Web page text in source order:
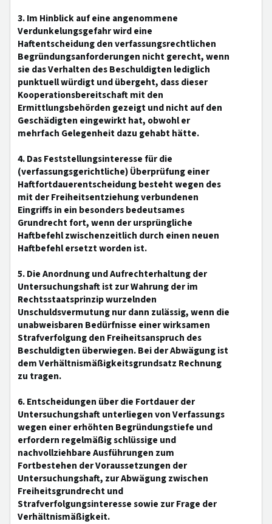
3. Im Hinblick auf eine angenommene
Verdunkelungsgefahr wird eine
Haftentscheidung den verfassungsrechtlichen
Begründungsanforderungen nicht gerecht, wenn
sie das Verhalten des Beschuldigten lediglich
punktuell würdigt und übergeht, dass dieser
Kooperationsbereitschaft mit den
Ermittlungsbehörden gezeigt und nicht auf den
Geschädigten eingewirkt hat, obwohl er
mehrfach Gelegenheit dazu gehabt hätte.
4. Das Feststellungsinteresse für die
(verfassungsgerichtliche) Überprüfung einer
Haftfortdauerentscheidung besteht wegen des
mit der Freiheitsentziehung verbundenen
Eingriffs in ein besonders bedeutsames
Grundrecht fort, wenn der ursprüngliche
Haftbefehl zwischenzeitlich durch einen neuen
Haftbefehl ersetzt worden ist.
5. Die Anordnung und Aufrechterhaltung der
Untersuchungshaft ist zur Wahrung der im
Rechtsstaatsprinzip wurzelnden
Unschuldsvermutung nur dann zulässig, wenn die
unabweisbaren Bedürfnisse einer wirksamen
Strafverfolgung den Freiheitsanspruch des
Beschuldigten überwiegen. Bei der Abwägung ist
dem Verhältnismäßigkeitsgrundsatz Rechnung
zu tragen.
6. Entscheidungen über die Fortdauer der
Untersuchungshaft unterliegen von Verfassungs
wegen einer erhöhten Begründungstiefe und
erfordern regelmäßig schlüssige und
nachvollziehbare Ausführungen zum
Fortbestehen der Voraussetzungen der
Untersuchungshaft, zur Abwägung zwischen
Freiheitsgrundrecht und
Strafverfolgungsinteresse sowie zur Frage der
Verhältnismäßigkeit.